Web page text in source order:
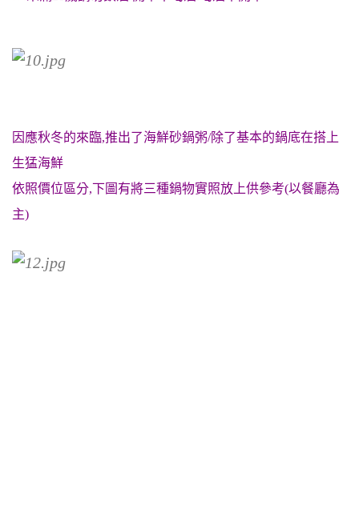
因應秋冬的來臨,推出了海鮮砂鍋粥/除了基本的鍋底在搭上
生猛海鮮
依照價位區分,下圖有將三種鍋物實照放上供參考(以餐廳為
主)